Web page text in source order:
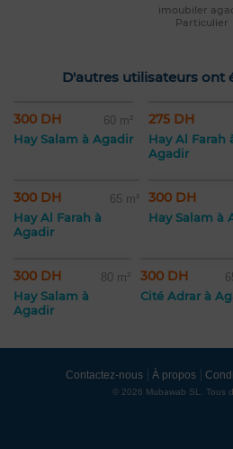
imoubiler
Particulier
D'autres utilisateurs ont
300 DH 60 m²
Hay Salam à Agadir
275 DH
Hay Al Farah
Agadir
300 DH 65 m²
Hay Al Farah à
Agadir
300 DH
Hay Salam à
300 DH 80 m²
Hay Salam à
Agadir
300 DH
Cité Adrar à
Contactez-nous À propos
© 2026 Mubawab SL. Tous